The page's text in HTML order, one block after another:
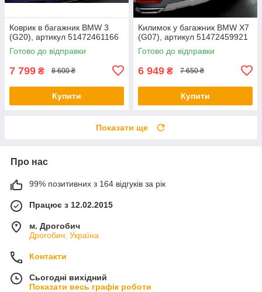
Коврик в багажник BMW 3
(G20), артикул 51472461166
Готово до відправки
7 799 ₴ 8 600 ₴
Купити
Килимок у багажник BMW X7
(G07), артикул 51472459921
Готово до відправки
6 949 ₴ 7 650 ₴
Купити
Показати ще
Про нас
99% позитивних з 164 відгуків за рік
Працює з 12.02.2015
м. Дрогобич
Дрогобич, Україна
Контакти
Сьогодні вихідний
Показати весь графік роботи